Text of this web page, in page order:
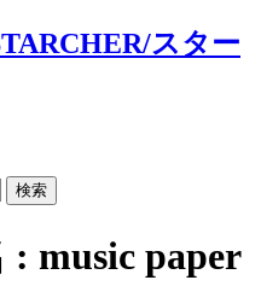
スター
music paper